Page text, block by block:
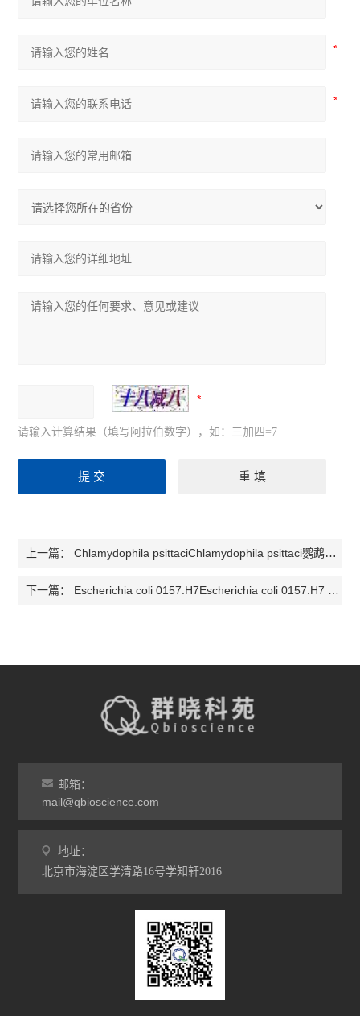
请输入计算结果（填写阿拉伯数字），如：三加四=7
上一篇： Chlamydophila psittaciChlamydophila psittaci鹦鹉热衣原体检测试剂盒
下一篇： Escherichia coli 0157:H7Escherichia coli 0157:H7 大肠杆菌0157:H7 检测试剂盒
邮箱：
mail@qbioscience.com
地址：
北京市海淀区学清路16号学知轩2016